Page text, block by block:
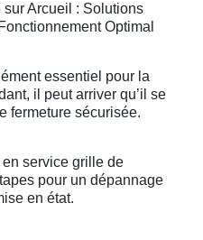
Arcueil : Solutions
Optimal
essentiel pour la
il peut arriver qu’il se
fermeture sécurisée.
service grille de
pour un dépannage
en état.